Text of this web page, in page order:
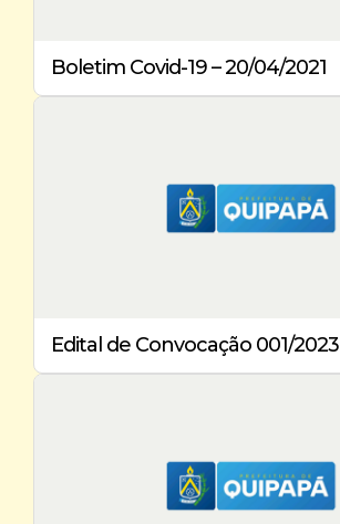
Boletim Covid-19 – 20/04/2021
Edital de Convocação 001/2023